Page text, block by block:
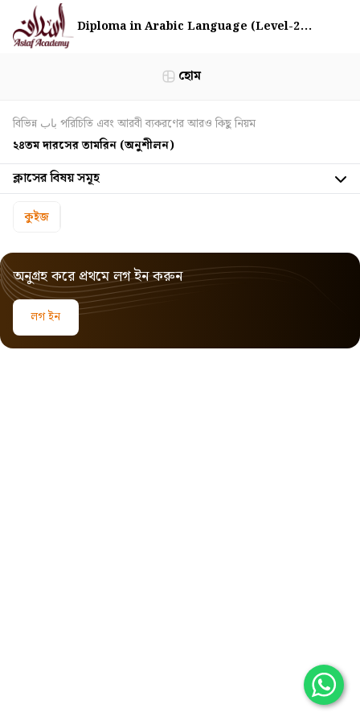
Diploma in Arabic Language (Level-2...
হোম
বিভিন্ন باب পরিচিতি এবং আরবী ব্যকরণের আরও কিছু নিয়ম
২৪তম দারসের তামরিন (অনুশীলন)
ক্লাসের বিষয় সমূহ
কুইজ
অনুগ্রহ করে প্রথমে লগ ইন করুন
লগ ইন